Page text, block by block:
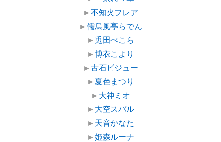
►不知火フレア
►儒烏風亭らでん
► 兎田ぺこら
►博衣こより
►古石ビジュー
► 夏色まつり
► 大神ミオ
► 大空スバル
► 天音かなた
►姫森ルーナ